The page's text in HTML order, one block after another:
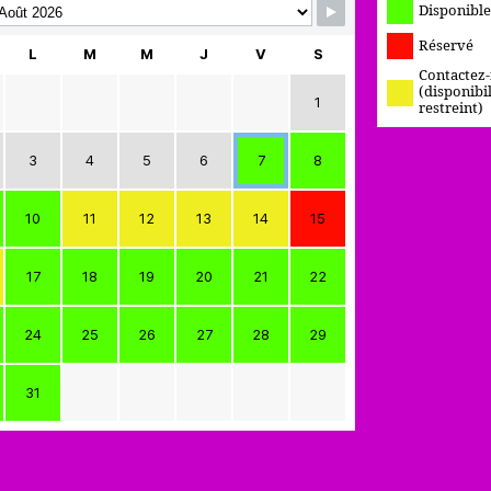
Form
Disponible
Réservé
restreint)
L M M J V S
1
3 4 5 6 7 8
10 11 12 13 14 15
17 18 19 20 21 22
24 25 26 27 28 29
31